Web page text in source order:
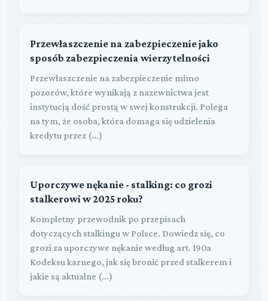
Przewłaszczenie na zabezpieczenie jako
sposób zabezpieczenia wierzytelności
Przewłaszczenie na zabezpieczenie mimo
pozorów, które wynikają z nazewnictwa jest
instytucją dość prostą w swej konstrukcji. Polega
na tym, że osoba, która domaga się udzielenia
kredytu przez (...)
Uporczywe nękanie - stalking: co grozi
stalkerowi w 2025 roku?
Kompletny przewodnik po przepisach
dotyczących stalkingu w Polsce. Dowiedz się, co
grozi za uporczywe nękanie według art. 190a
Kodeksu karnego, jak się bronić przed stalkerem i
jakie są aktualne (...)